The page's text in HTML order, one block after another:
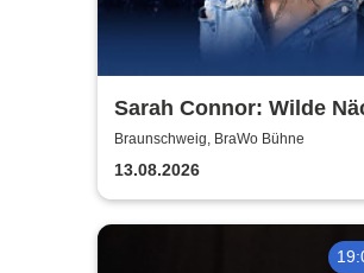
Sarah Connor: Wilde
Open Air 2026
Braunschweig, BraWo Bühne
13.08.2026